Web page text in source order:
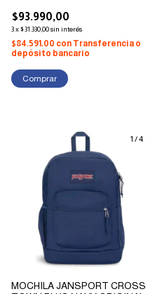
$93.990,00
3x$31.330,00sin interés
$84.591,00 con Transferencia o
depósito bancario
1 /4
MOCHILA JANSPORT CROSS